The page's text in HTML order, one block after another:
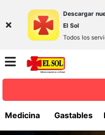
Descargar
El Sol
Todos los
Medicina Gastables